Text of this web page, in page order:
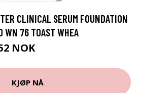
CLINICAL SERUM FOUNDATION
WN 76 TOAST WHEA
NOK
KJØP NÅ